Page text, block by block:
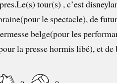
tour(s) , c’est
le spectacle), de
belge(pour les
la presse hormis libé), et de